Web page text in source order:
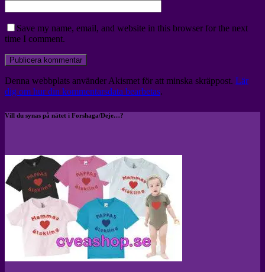
Save my name, email, and website in this browser for the next
time I comment.
Denna webbplats använder Akismet för att minska skräppost. Lär
dig om hur din kommentarsdata bearbetas.
Vill du synas på nätet i Forshaga/Deje…?